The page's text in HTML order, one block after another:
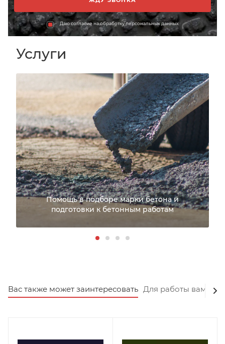
Даю согласие на обработку персональных данных
Услуги
Помощь в подборе марки бетона и
подготовки к бетонным работам
Вас также может заинтересовать Для работы вам